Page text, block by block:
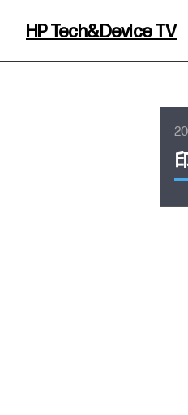
HP Tech&Device TV